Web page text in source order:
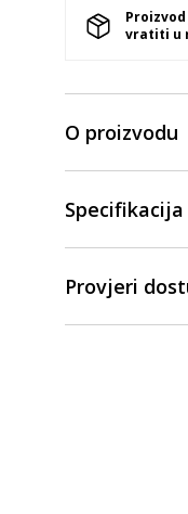
vratiti u
O proizvodu
Specifikacija
Provjeri